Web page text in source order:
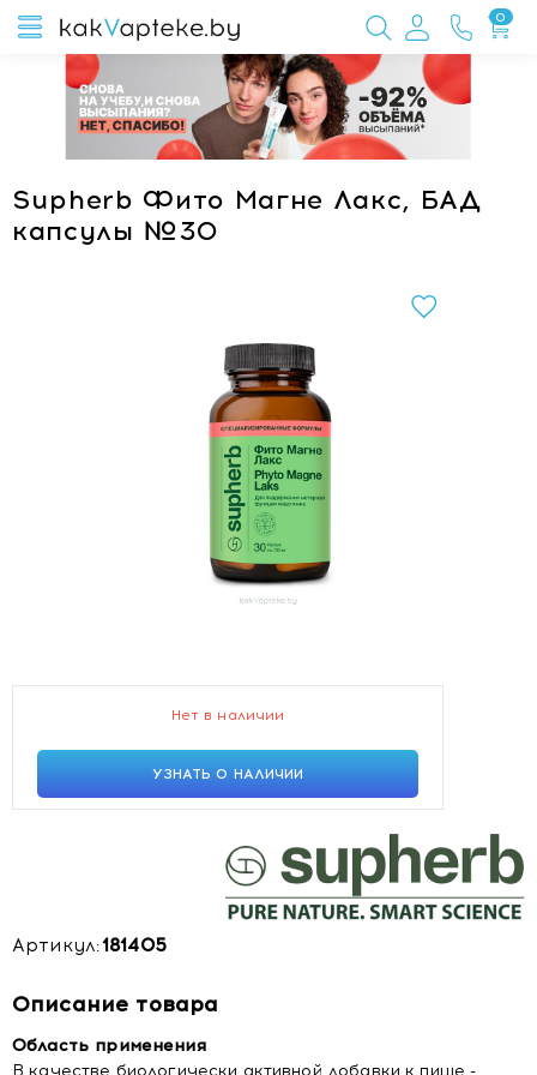
0
Supherb Фито Магне Лакс, БАД
капсулы №30
Нет в наличии
УЗНАТЬ О НАЛИЧИИ
Артикул:181405
Описание товара
Область применения
В качестве биологически активной добавки к пище -